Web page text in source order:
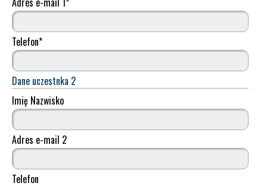
Telefon*
Dane uczestnka 2
Imię Nazwisko
Adres e-mail 2
Telefon